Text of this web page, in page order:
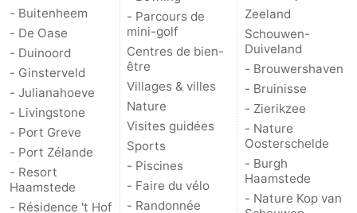
Middelburg
Météo
- Buitenheem
- De Oase
- Duinoord
- Ginsterveld
- Julianahoeve
- Livingstone
- Port Greve
- Port Zélande
- Resort
Haamstede
- Résidence 't Hof
- Parcours de
mini-golf
Centres de bien-
être
Villages & villes
Nature
Visites guidées
Sports
- Piscines
- Faire du vélo
- Randonnée
Zeeland
Schouwen-
Duiveland
- Brouwershaven
- Bruinisse
- Zierikzee
- Nature
Oosterschelde
- Burgh
Haamstede
- Nature Kop van